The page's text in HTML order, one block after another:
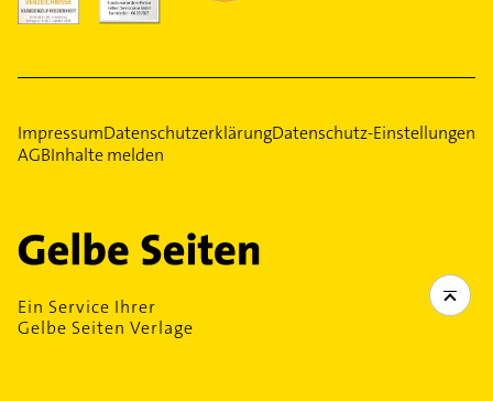
ImpressumDatenschutzerklärungDatenschutz-Einstellungen
AGBInhalte melden
Ein Service Ihrer
Gelbe Seiten Verlage